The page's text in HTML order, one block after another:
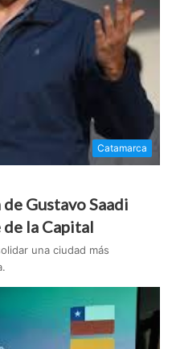
Catamarca
Gustavo Saadi
la Capital
una ciudad más